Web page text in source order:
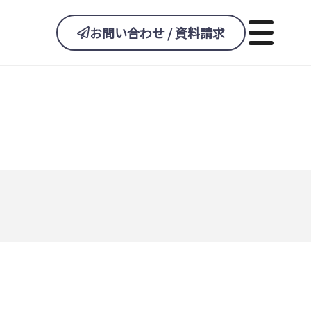
お問い合わせ / 資料請求